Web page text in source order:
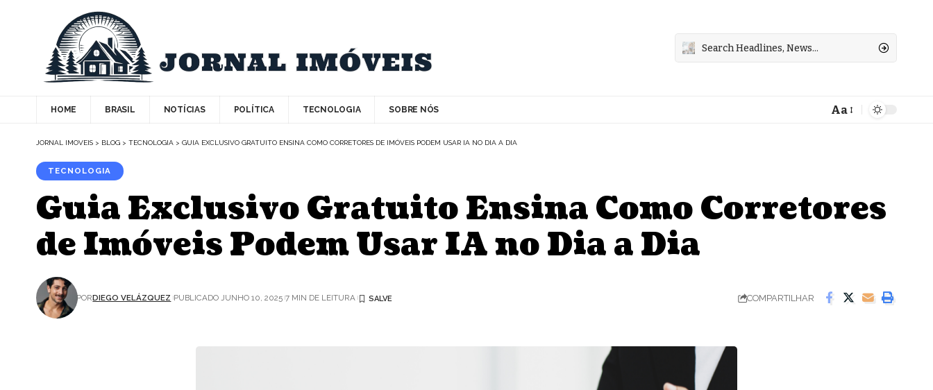
HOME BRASIL NOTÍCIAS POLÍTICA TECNOLOGIA SOBRE NÓS
Font
Aa
JORNAL IMOVEIS > BLOG > TECNOLOGIA > GUIA EXCLUSIVO GRATUITO ENSINA COMO CORRETORES DE IMÓVEIS PODEM USAR IA NO DIA A DIA
TECNOLOGIA
Guia Exclusivo Gratuito Ensina Como Corretores
de Imóveis Podem Usar IA no Dia a Dia
PORDIEGO VELÁZQUEZ PUBLICADO JUNHO 10, 2025 7 MIN DE LEITURA COMPARTILHAR